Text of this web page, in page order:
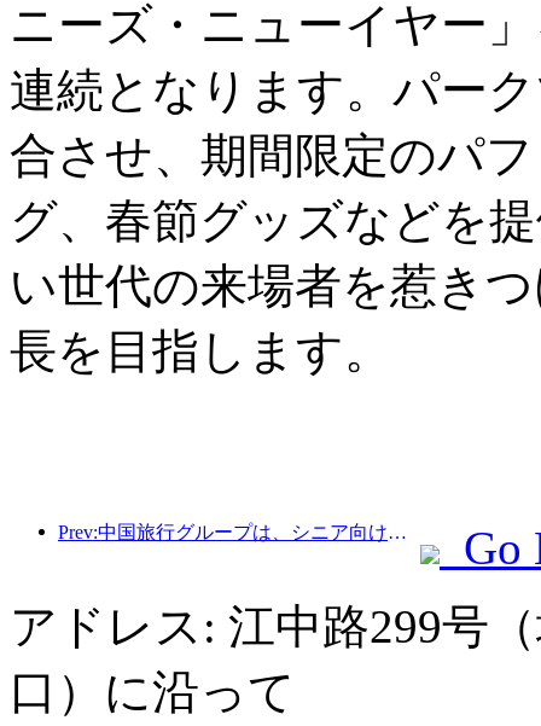
ニーズ・ニューイヤー
連続となります。パー
合させ、期間限定のパ
グ、春節グッズなどを
い世代の来場者を惹き
長を目指します。
Prev:中国旅行グループは、シニア向け観光市場への進出を目指して「China Travel Good Times」ブランドを立ち上げた。
Go
アドレス: 江中路299号
口）に沿って